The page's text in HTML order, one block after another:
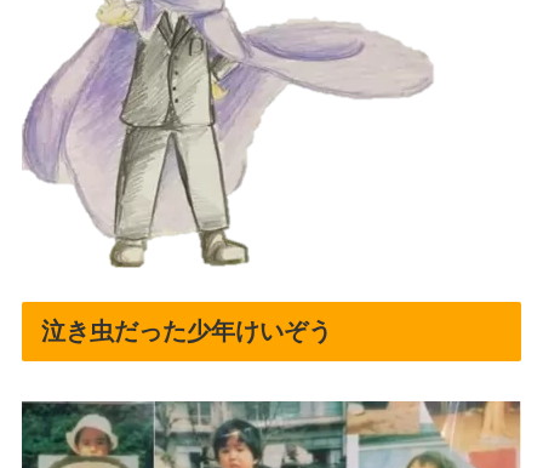
泣き虫だった少年けいぞう